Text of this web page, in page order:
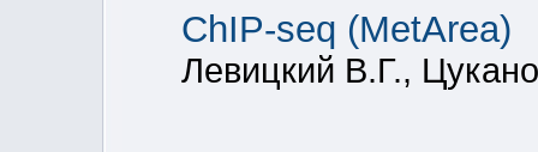
ChIP-seq (MetArea)
Левицкий В.Г.,